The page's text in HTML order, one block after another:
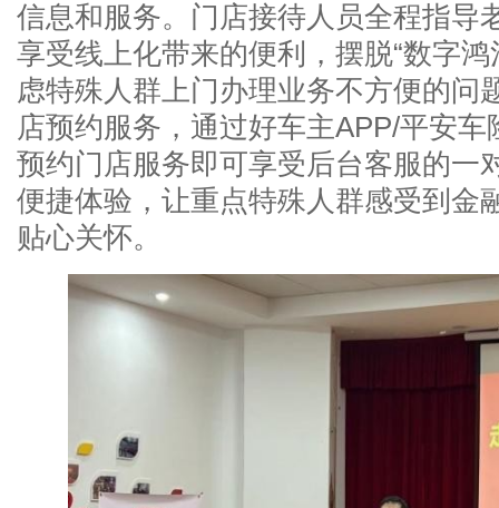
信息和服务。门店接待人员全程指导
享受线上化带来的便利，摆脱“数字鸿
虑特殊人群上门办理业务不方便的问
店预约服务，通过好车主APP/平安
预约门店服务即可享受后台客服的一
便捷体验，让重点特殊人群感受到金
贴心关怀。